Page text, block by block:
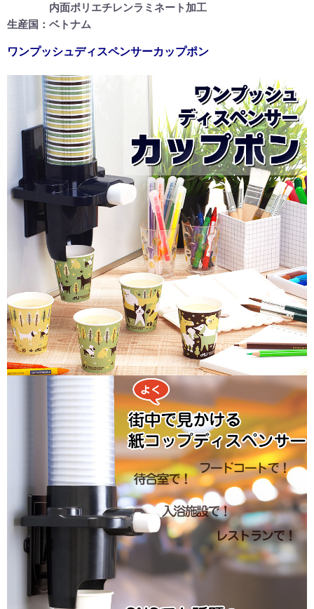
内面ポリエチレンラミネート加工
生産国：ベトナム
ワンプッシュディスペンサーカップポン